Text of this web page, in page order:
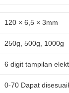
120 × 6,5 × 3mm
250g, 500g, 1000g
6 digit tampilan
0-70 Dapat